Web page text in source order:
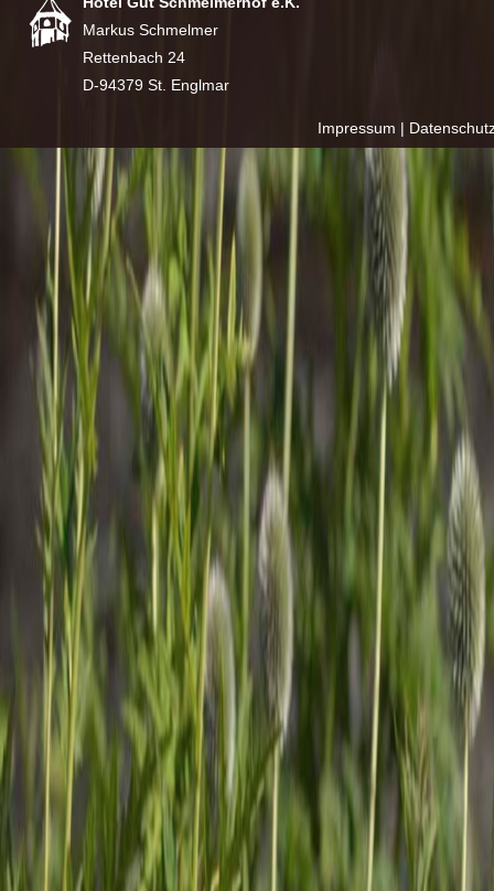
Markus Schmelmer
Rettenbach 24
D-94379 St. Englmar
Impressum |